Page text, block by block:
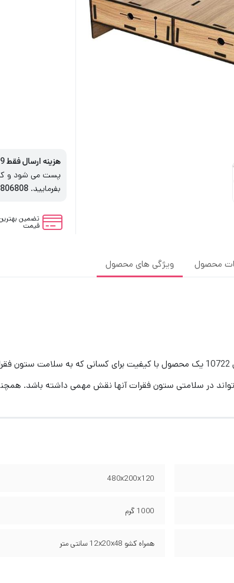
هزینه ارسال فقط 149 هزار تومان است. سفارش های بالای 5 میلیون تومان رایگان است
پست می شود و
بفرمایید. 021
تضمین
قیمت
محصول ویژگی های محصول
زیر لپ تاپی و مانیتور مدل 10722 یک محصول با کیفیت برای کسانی
تواند در سلامتی ستون فقرات آنها نقش مهمی داشته باشد.
480x200x120
1000 گرم
همراه کشو 12x20x48 سانتی متر